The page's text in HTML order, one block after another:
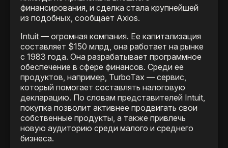
финансирования, и сделка стала крупнейшей
из подобных, сообщает Axios.
Intuit — огромная компания. Ее капитализация
составляет $150 млрд, она работает на рынке
с 1983 года. Она разрабатывает программное
обеспечение в сфере финансов. Среди ее
продуктов, например, TurboTax — сервис,
который помогает составлять налоговую
декларацию. По словам представителей Intuit,
покупка позволит активнее продвигать свои
собственные продукты, а также привлечь
новую аудиторию среди малого и среднего
бизнеса.